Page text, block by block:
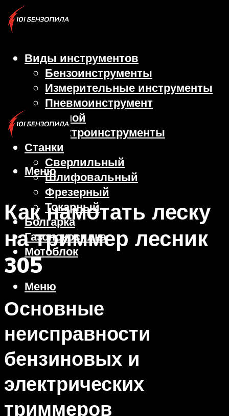
Виды инструментов
Бензоинструменты
Измерительные инструменты
Пневмоинструмент
Ручной
Электроинструменты
Станки
Сверлильный
Шлифовальный
Фрезерный
Токарный
Болгарка
Газонокосилка
Мотоблок
Меню
Меню
Как намотать леску
на триммер лесник
305
Основные
неисправности
бензиновых и
электрических
триммеров